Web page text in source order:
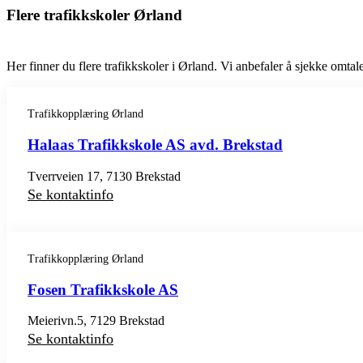
Flere trafikkskoler Ørland
Her finner du flere trafikkskoler i Ørland. Vi anbefaler å sjekke
Trafikkopplæring Ørland
Halaas Trafikkskole AS avd. Brekstad
Tverrveien 17, 7130 Brekstad
Se kontaktinfo
Trafikkopplæring Ørland
Fosen Trafikkskole AS
Meierivn.5, 7129 Brekstad
Se kontaktinfo